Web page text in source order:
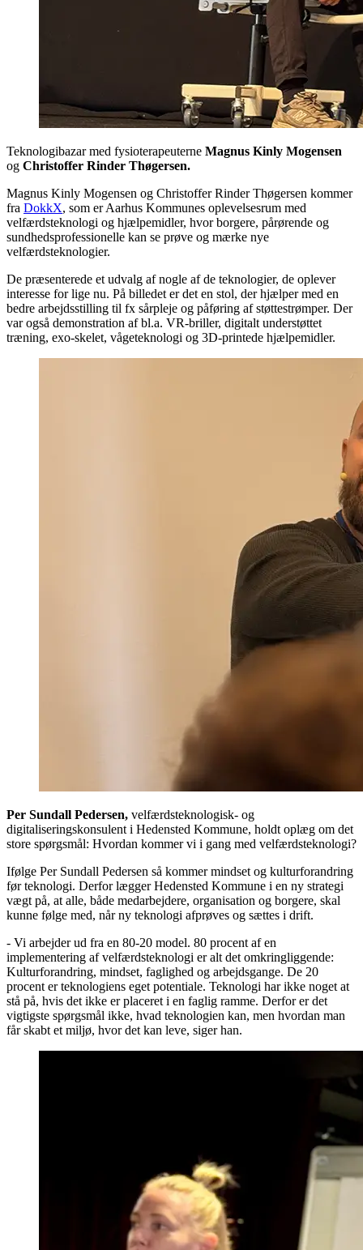
Teknologibazar med fysioterapeuterne Magnus Kinly Mogensen
og Christoffer Rinder Thøgersen.
Magnus Kinly Mogensen og Christoffer Rinder Thøgersen kommer
fra DokkX, som er Aarhus Kommunes oplevelsesrum med
velfærdsteknologi og hjælpemidler, hvor borgere, pårørende og
sundhedsprofessionelle kan se prøve og mærke nye
velfærdsteknologier.
De præsenterede et udvalg af nogle af de teknologier, de oplever
interesse for lige nu. På billedet er det en stol, der hjælper med en
bedre arbejdsstilling til fx sårpleje og påføring af støttestrømper. Der
var også demonstration af bl.a. VR-briller, digitalt understøttet
træning, exo-skelet, vågeteknologi og 3D-printede hjælpemidler.
Per Sundall Pedersen, velfærdsteknologisk- og
digitaliseringskonsulent i Hedensted Kommune, holdt oplæg om det
store spørgsmål: Hvordan kommer vi i gang med velfærdsteknologi?
Ifølge Per Sundall Pedersen så kommer mindset og kulturforandring
før teknologi. Derfor lægger Hedensted Kommune i en ny strategi
vægt på, at alle, både medarbejdere, organisation og borgere, skal
kunne følge med, når ny teknologi afprøves og sættes i drift.
- Vi arbejder ud fra en 80-20 model. 80 procent af en
implementering af velfærdsteknologi er alt det omkringliggende:
Kulturforandring, mindset, faglighed og arbejdsgange. De 20
procent er teknologiens eget potentiale. Teknologi har ikke noget at
stå på, hvis det ikke er placeret i en faglig ramme. Derfor er det
vigtigste spørgsmål ikke, hvad teknologien kan, men hvordan man
får skabt et miljø, hvor det kan leve, siger han.